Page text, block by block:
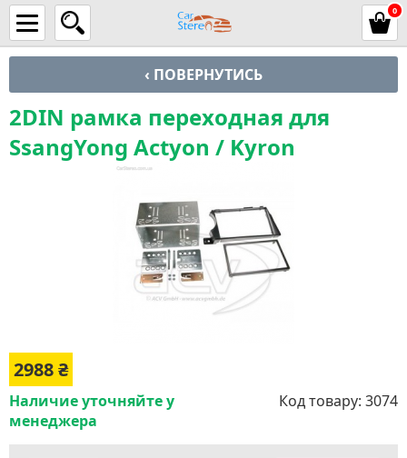
0
‹ ПОВЕРНУТИСЬ
2DIN рамка переходная для
SsangYong Actyon / Kyron
2988₴
Наличие уточняйте у
менеджера
Код товару: 3074